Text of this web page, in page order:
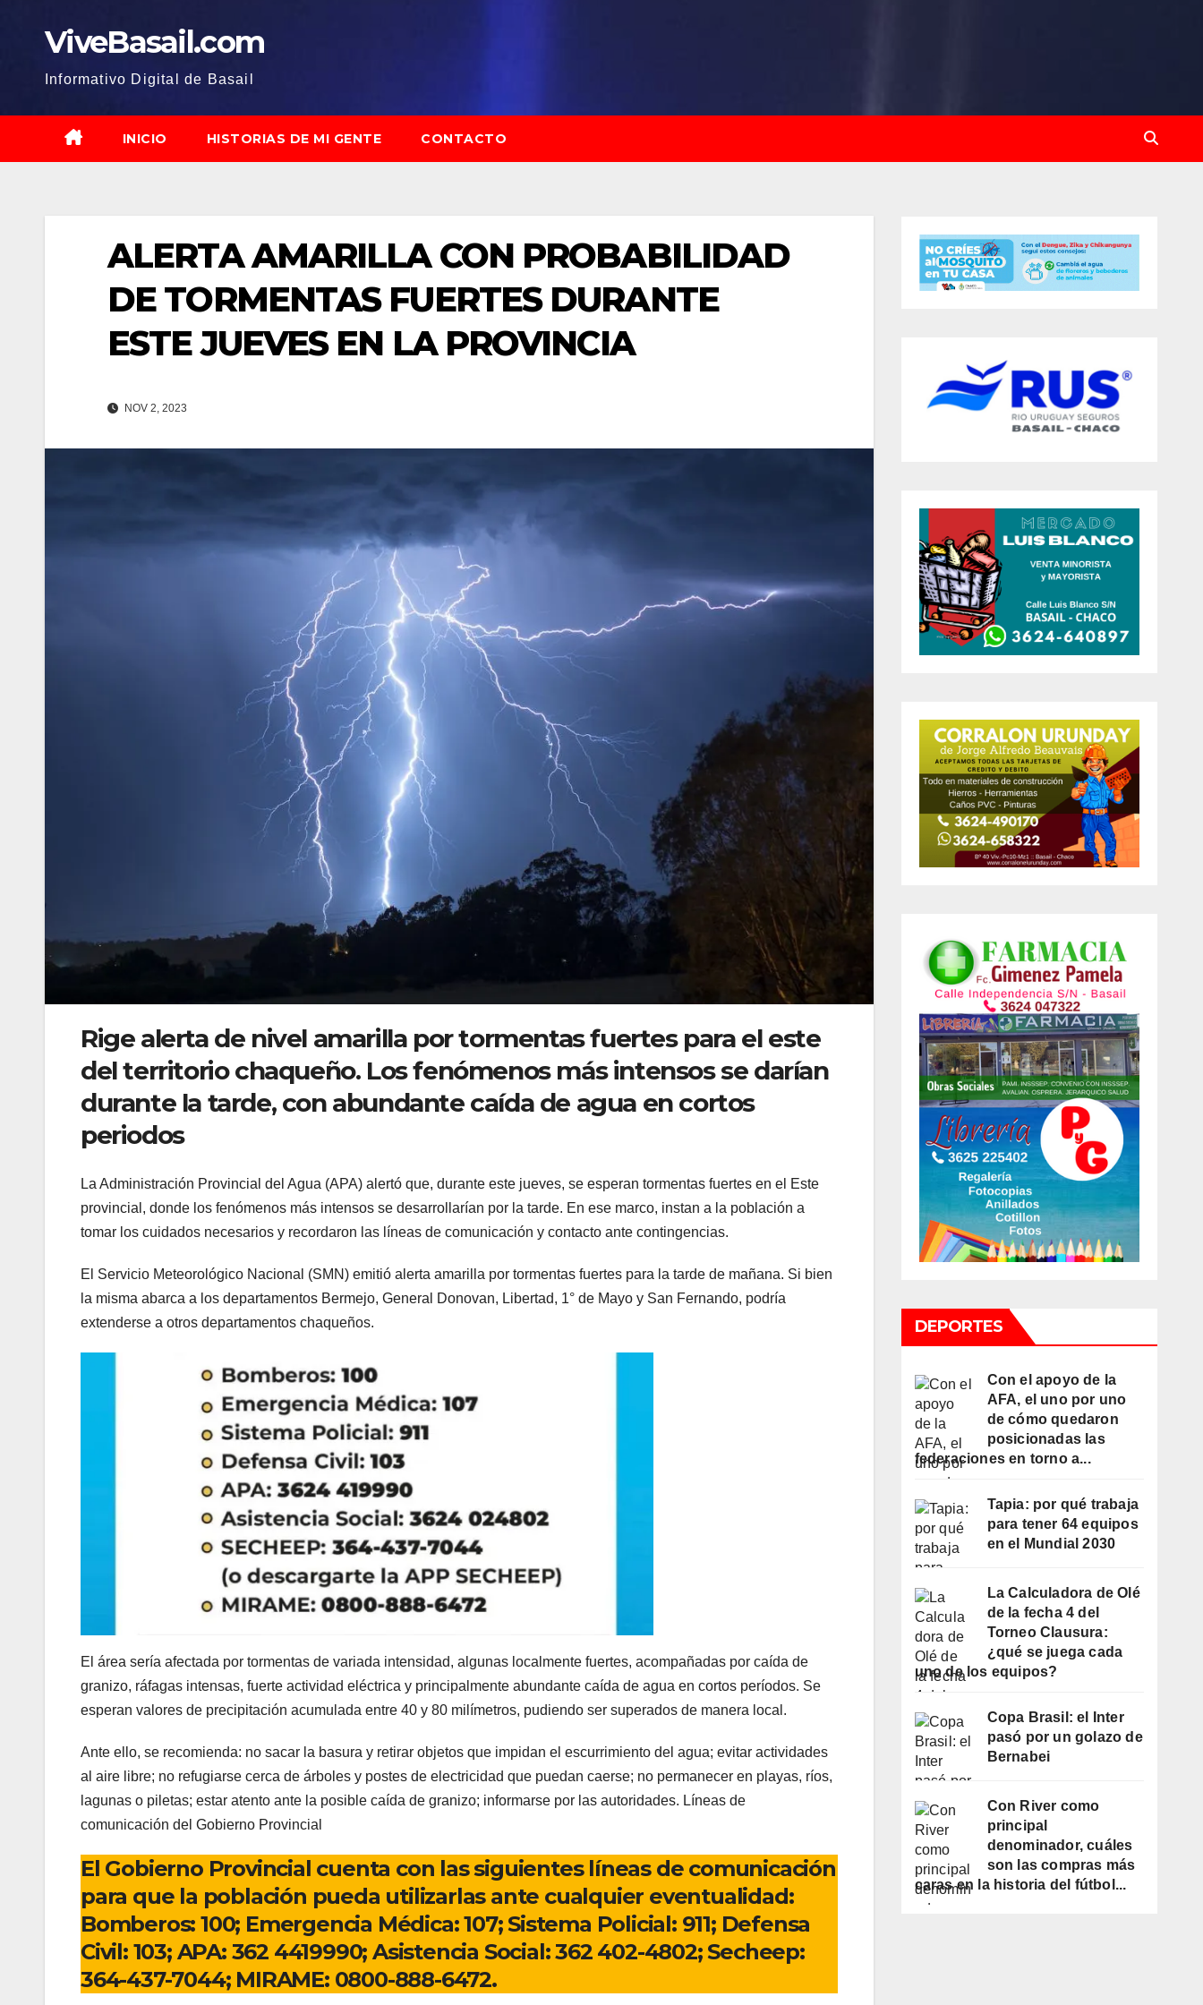
ViveBasail.com
Informativo Digital de Basail
INICIO HISTORIAS DE MI GENTE CONTACTO
ALERTA AMARILLA CON PROBABILIDAD
DE TORMENTAS FUERTES DURANTE
ESTE JUEVES EN LA PROVINCIA
NOV 2, 2023
Rige alerta de nivel amarilla por tormentas fuertes para el este
del territorio chaqueño. Los fenómenos más intensos se darían
durante la tarde, con abundante caída de agua en cortos
periodos
La Administración Provincial del Agua (APA) alertó que, durante este jueves, se esperan tormentas fuertes en el Este
provincial, donde los fenómenos más intensos se desarrollarían por la tarde. En ese marco, instan a la población a
tomar los cuidados necesarios y recordaron las líneas de comunicación y contacto ante contingencias.
El Servicio Meteorológico Nacional (SMN) emitió alerta amarilla por tormentas fuertes para la tarde de mañana. Si bien
la misma abarca a los departamentos Bermejo, General Donovan, Libertad, 1° de Mayo y San Fernando, podría
extenderse a otros departamentos chaqueños.
El área sería afectada por tormentas de variada intensidad, algunas localmente fuertes, acompañadas por caída de
granizo, ráfagas intensas, fuerte actividad eléctrica y principalmente abundante caída de agua en cortos períodos. Se
esperan valores de precipitación acumulada entre 40 y 80 milímetros, pudiendo ser superados de manera local.
Ante ello, se recomienda: no sacar la basura y retirar objetos que impidan el escurrimiento del agua; evitar actividades
al aire libre; no refugiarse cerca de árboles y postes de electricidad que puedan caerse; no permanecer en playas, ríos,
lagunas o piletas; estar atento ante la posible caída de granizo; informarse por las autoridades. Líneas de
comunicación del Gobierno Provincial
El Gobierno Provincial cuenta con las siguientes líneas de comunicación
para que la población pueda utilizarlas ante cualquier eventualidad:
Bomberos: 100; Emergencia Médica: 107; Sistema Policial: 911; Defensa
Civil: 103; APA: 362 4419990; Asistencia Social: 362 402-4802; Secheep:
364-437-7044; MIRAME: 0800-888-6472.
DEPORTES
Con el apoyo de la
AFA, el uno por uno
de cómo quedaron
posicionadas las
federaciones en torno a...
Tapia: por qué trabaja
para tener 64 equipos
en el Mundial 2030
La Calculadora de Olé
de la fecha 4 del
Torneo Clausura:
¿qué se juega cada
uno de los equipos?
Copa Brasil: el Inter
pasó por un golazo de
Bernabei
Con River como
principal
denominador, cuáles
son las compras más
caras en la historia del fútbol...